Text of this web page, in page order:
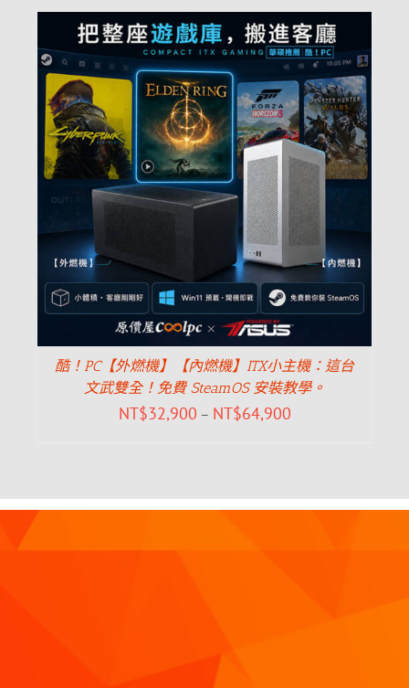
酷！PC【外燃機】【內燃機】ITX小主機：這台
文武雙全！免費 SteamOS 安裝教學。
NT$32,900 – NT$64,900